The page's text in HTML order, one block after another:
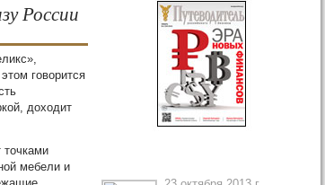
России
говорится
доходит
мебели и